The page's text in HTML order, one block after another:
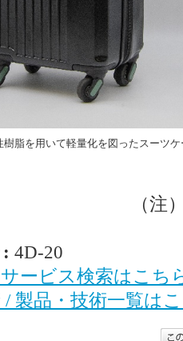
樹脂を用いて軽量化を図ったスーツケ
（注
4D-20
ービス検索はこち
/ 製品・技術一覧は